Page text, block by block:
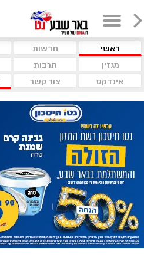
ראשי חדשות
מגזין
תרבות
אינדקס
צור קשר